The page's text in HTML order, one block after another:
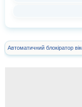
Автоматичний блокіратор